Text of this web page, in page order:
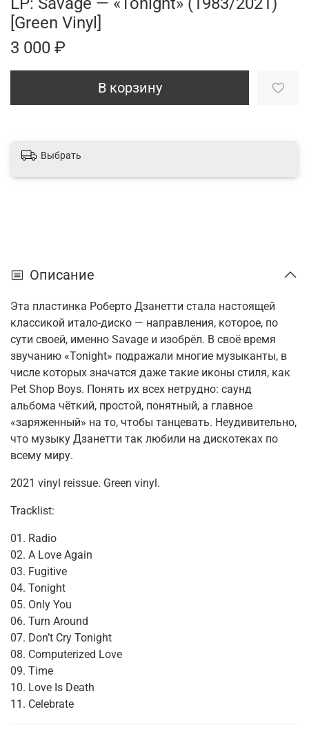
[Green Vinyl]
3 000 ₽
В корзину
Выбрать
Описание
Эта пластинка Роберто Дзанетти стала настоящей
классикой итало-диско — направления, которое, по
сути своей, именно Savage и изобрёл. В своё время
звучанию «Tonight» подражали многие музыканты, в
числе которых значатся даже такие иконы стиля, как
Pet Shop Boys. Понять их всех нетрудно: саунд
альбома чёткий, простой, понятный, а главное
«заряженный» на то, чтобы танцевать. Неудивительно,
что музыку Дзанетти так любили на дискотеках по
всему миру.
2021 vinyl reissue. Green vinyl.
Tracklist:
01. Radio
02. A Love Again
03. Fugitive
04. Tonight
05. Only You
06. Turn Around
07. Don’t Cry Tonight
08. Computerized Love
09. Time
10. Love Is Death
11. Celebrate